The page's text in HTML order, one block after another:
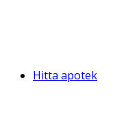
Hitta apotek